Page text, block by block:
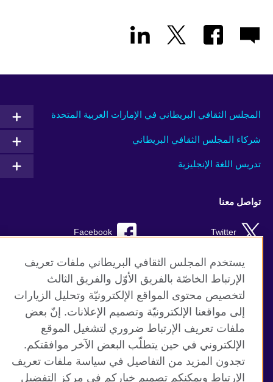
المجلس الثقافي البريطاني في الإمارات العربية المتحدة
شركاء المجلس الثقافي البريطاني
تدريس اللغة الإنجليزية
تواصل معنا
Facebook Twitter
Instagram RSS
TikTok
موقع المجلس الثقافي البريطاني العالمي
الخصوصية وشروط الاستخدام
يستخدم المجلس الثقافي البريطاني ملفات تعريف
الإرتباط الخاصّة بالفريق الأوّل والفريق الثالث
لتخصيص محتوى المواقع الإلكترونيّة وتحليل الزيارات
إلى مواقعنا الإلكترونيّة وتصميم الإعلانات. إنّ بعض
ملفات تعريف الإرتباط ضروري لتشغيل الموقع
الإلكتروني في حين يتطلّب البعض الآخر موافقتكم.
تجدون المزيد من التفاصيل في سياسة ملفات تعريف
الإرتباط ويمكنكم تصميم خياركم في مركز التفضيل